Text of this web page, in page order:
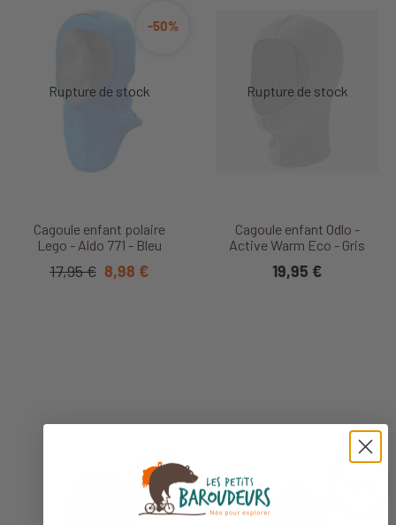
Cagoule enfant polaire
Lego - Aldo 771 - Bleu
-50%
17,95 € 8,98 €
Cagoule enfant Odlo -
Active Warm Eco - Gris
19,95 €
-20%